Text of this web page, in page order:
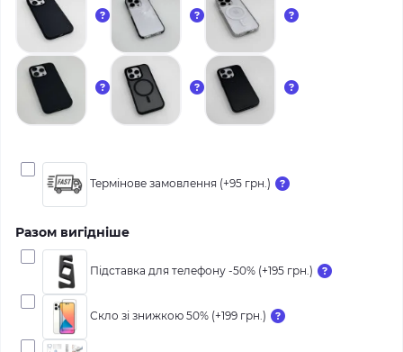
Термінове замовлення (+95 грн.)
Разом вигідніше
Підставка для телефону -50% (+195 грн.)
Скло зі знижкою 50% (+199 грн.)